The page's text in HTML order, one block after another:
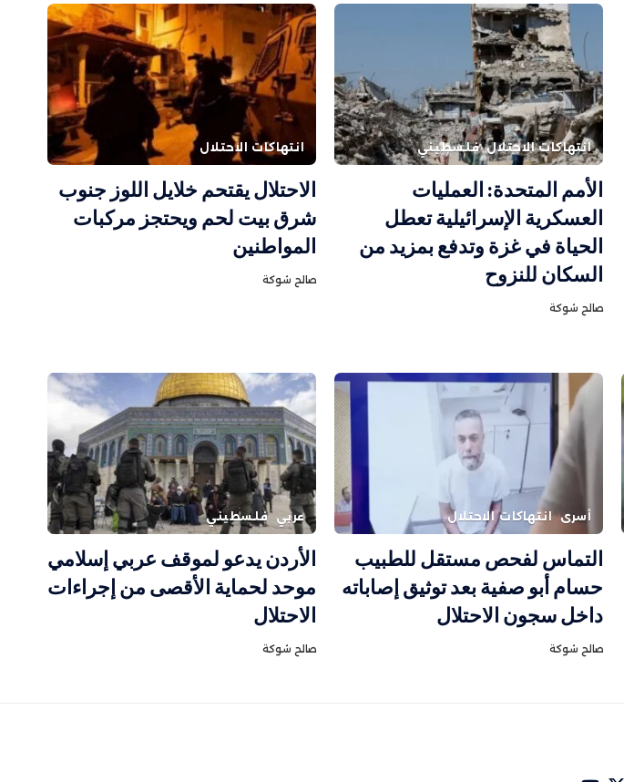
انتهاكات الاحتلال فلسطيني
الأمم المتحدة: العمليات
العسكرية الإسرائيلية تعطل
الحياة في غزة وتدفع بمزيد من
السكان للنزوح
صالح شوكة
انتهاكات الاحتلال
الاحتلال يقتحم خلايل اللوز جنوب
شرق بيت لحم ويحتجز مركبات
المواطنين
صالح شوكة
أسرى انتهاكات الاحتلال
التماس لفحص مستقل للطبيب
حسام أبو صفية بعد توثيق إصاباته
داخل سجون الاحتلال
صالح شوكة
عربي فلسطيني
الأردن يدعو لموقف عربي إسلامي
موحد لحماية الأقصى من إجراءات
الاحتلال
صالح شوكة